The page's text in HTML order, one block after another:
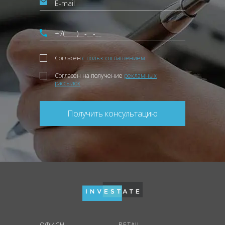
Согласен с польз. соглашением
Согласен на получение рекламных
рассылок
Получить консультацию